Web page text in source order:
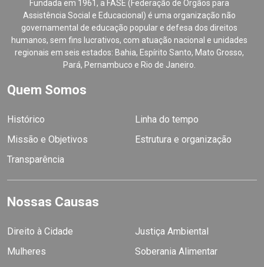
Fundada em 1961, a FASE (Federação de Órgãos para
Assistência Social e Educacional) é uma organização não
governamental de educação popular e defesa dos direitos
humanos, sem fins lucrativos, com atuação nacional e unidades
regionais em seis estados: Bahia, Espírito Santo, Mato Grosso,
Pará, Pernambuco e Rio de Janeiro.
Quem Somos
Histórico
Linha do tempo
Missão e Objetivos
Estrutura e organização
Transparência
Nossas Causas
Direito à Cidade
Justiça Ambiental
Mulheres
Soberania Alimentar